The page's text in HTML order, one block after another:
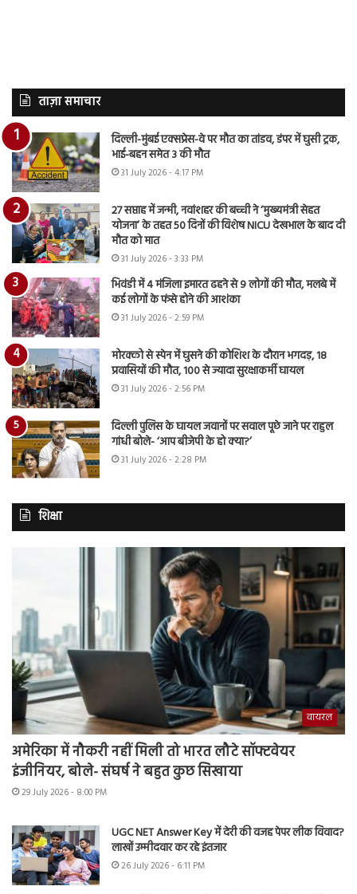
ताज़ा समाचार
दिल्ली-मुंबई एक्सप्रेस-वे पर मौत का तांडव, डंपर में घुसी ट्रक,
भाई-बहन समेत 3 की मौत
31 July 2026 - 4:17 PM
27 सप्ताह में जन्मी, नवांशहर की बच्ची ने ‘मुख्यमंत्री सेहत
योजना’ के तहत 50 दिनों की विशेष NICU देखभाल के बाद दी
मौत को मात
31 July 2026 - 3:33 PM
भिवंडी में 4 मंजिला इमारत ढहने से 9 लोगों की मौत, मलबे में
कई लोगों के फंसे होने की आशंका
31 July 2026 - 2:59 PM
मोरक्को से स्पेन में घुसने की कोशिश के दौरान भगदड़, 18
प्रवासियों की मौत, 100 से ज्यादा सुरक्षाकर्मी घायल
31 July 2026 - 2:56 PM
दिल्ली पुलिस के घायल जवानों पर सवाल पूछे जाने पर राहुल
गांधी बोले- ‘आप बीजेपी के हो क्या?’
31 July 2026 - 2:28 PM
शिक्षा
वायरल
अमेरिका में नौकरी नहीं मिली तो भारत लौटे सॉफ्टवेयर
इंजीनियर, बोले- संघर्ष ने बहुत कुछ सिखाया
29 July 2026 - 8:00 PM
UGC NET Answer Key में देरी की वजह पेपर लीक विवाद?
लाखों उम्मीदवार कर रहे इंतजार
26 July 2026 - 6:11 PM